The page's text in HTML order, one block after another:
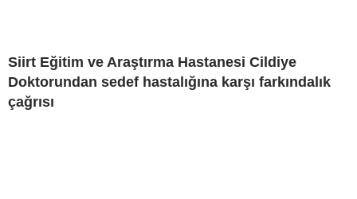
Siirt Eğitim ve Araştırma Hastanesi Cildiye
Doktorundan sedef hastalığına karşı farkındalık
çağrısı